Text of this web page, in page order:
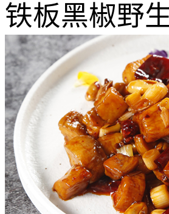
铁板黑椒野